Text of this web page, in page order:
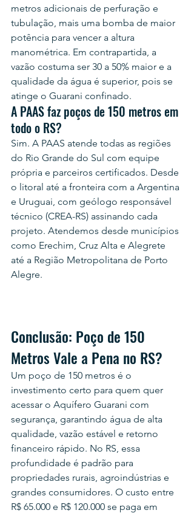
metros adicionais de perfuração e
tubulação, mais uma bomba de maior
potência para vencer a altura
manométrica. Em contrapartida, a
vazão costuma ser 30 a 50% maior e a
qualidade da água é superior, pois se
atinge o Guarani confinado.
A PAAS faz poços de 150 metros em
todo o RS?
Sim. A PAAS atende todas as regiões
do Rio Grande do Sul com equipe
própria e parceiros certificados. Desde
o litoral até a fronteira com a Argentina
e Uruguai, com geólogo responsável
técnico (CREA-RS) assinando cada
projeto. Atendemos desde municípios
como Erechim, Cruz Alta e Alegrete
até a Região Metropolitana de Porto
Alegre.
Conclusão: Poço de 150
Metros Vale a Pena no RS?
Um poço de 150 metros é o
investimento certo para quem quer
acessar o Aquífero Guarani com
segurança, garantindo água de alta
qualidade, vazão estável e retorno
financeiro rápido. No RS, essa
profundidade é padrão para
propriedades rurais, agroindústrias e
grandes consumidores. O custo entre
R$ 65.000 e R$ 120.000 se paga em